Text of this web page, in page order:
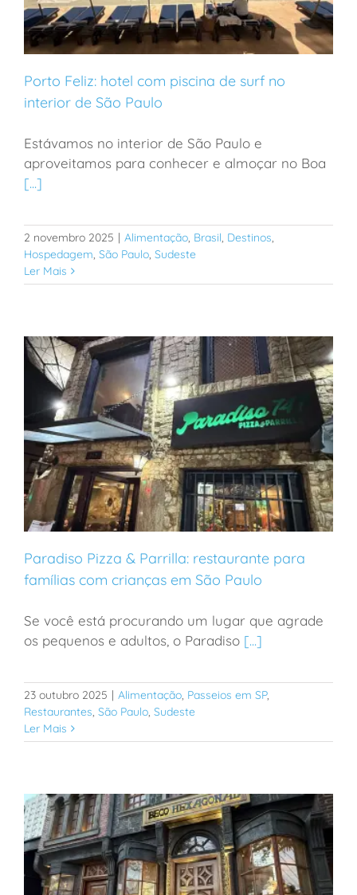
Porto Feliz: hotel com piscina de surf no interior de
São Paulo
Porto Feliz: hotel com piscina de surf no
interior de São Paulo
Estávamos no interior de São Paulo e
aproveitamos para conhecer e almoçar no Boa
[...]
2 novembro 2025 | Alimentação, Brasil, Destinos,
Hospedagem, São Paulo, Sudeste
Ler Mais
Paradiso Pizza & Parrilla: restaurante para famílias
com crianças em São Paulo
Paradiso Pizza & Parrilla: restaurante para
famílias com crianças em São Paulo
Se você está procurando um lugar que agrade
os pequenos e adultos, o Paradiso [...]
23 outubro 2025 | Alimentação, Passeios em SP,
Restaurantes, São Paulo, Sudeste
Ler Mais